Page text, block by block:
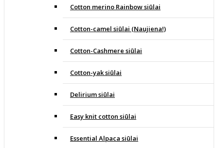
Cotton merino Rainbow siūlai
Cotton-camel siūlai (Naujiena!)
Cotton-Cashmere siūlai
Cotton-yak siūlai
Delirium siūlai
Easy knit cotton siūlai
Essential Alpaca siūlai